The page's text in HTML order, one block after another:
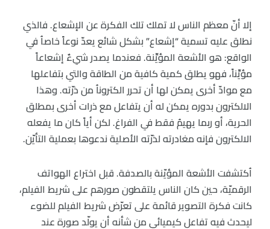
إلا أنّ معظم الناس لا تملك تلك الفكرة عن الإشعاع. فالذي
نطلق عليه تسمية “إشعاع” بشكل شائع يعدّ نوعاً خاصاُ في
الواقع: هو الأشعة المؤيِّنة. فعندما يصدر شيءٌ إشعاعاً
مؤيِّناً، فهو يطلق كمية كافية من الطاقة والتي بتفاعلها
مع موادّ أخرى يمكن لها أن تحرر الكتروناُ من ذرّته. وهذا
الالكترون بدوره يمكن له أن يتفاعل مع ذرات أخرى بمطلق
الحرية، أو ربما يهيمُ فقط في الفراغ. لكن أياً كان ما يفعله
الالكترون فإنه مغادرته لذرّته الأصلية ندعوها بعملية التأيّن.
اُكتشفت الأشعة المؤيّنة بالصدفة. قبل اختراع الهواتف
الرقميّة، حين كان الناس يلتقطون صورهم على شريط الفيلم،
كانت فكرة التصوير قائمة على تعرّض شريط الفيلم للضوء
ليحدث فيه تفاعل كيميائي من شأنه أن يولّد صورة عند